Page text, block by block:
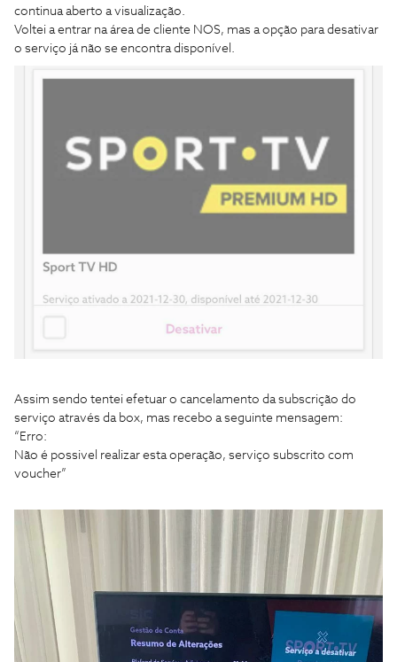
continua aberto a visualização.
Voltei a entrar na área de cliente NOS, mas a opção para desativar
o serviço já não se encontra disponível.
Assim sendo tentei efetuar o cancelamento da subscrição do
serviço através da box, mas recebo a seguinte mensagem:
“Erro:
Não é possivel realizar esta operação, serviço subscrito com
voucher”